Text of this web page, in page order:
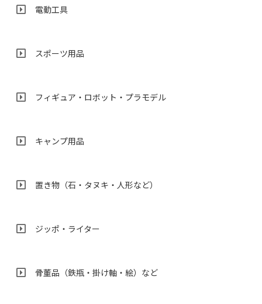
電動工具
スポーツ用品
フィギュア・ロボット・プラモデル
キャンプ用品
置き物（石・タヌキ・人形など）
ジッポ・ライター
骨董品（鉄瓶・掛け軸・絵）など